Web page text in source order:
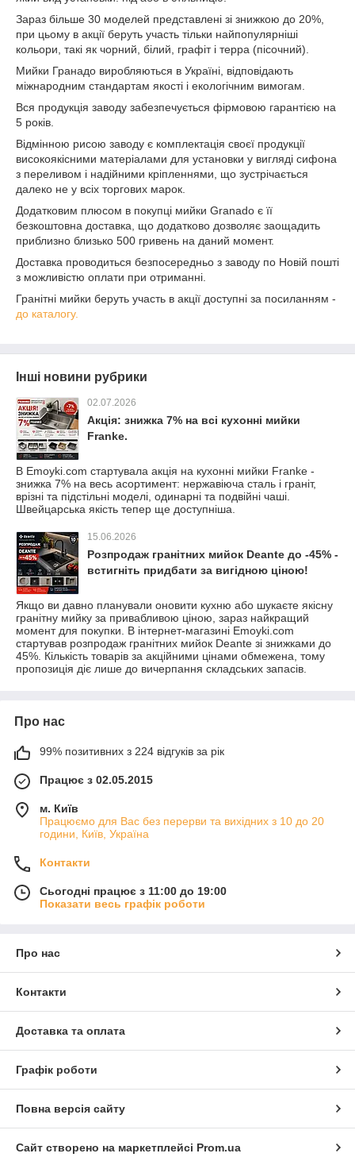
Зараз більше 30 моделей представлені зі знижкою до 20%,
при цьому в акції беруть участь тільки найпопулярніші
кольори, такі як чорний, білий, графіт і терра (пісочний).
Мийки Гранадо виробляються в Україні, відповідають
міжнародним стандартам якості і екологічним вимогам.
Вся продукція заводу забезпечується фірмовою гарантією на
5 років.
Відмінною рисою заводу є комплектація своєї продукції
високоякісними матеріалами для установки у вигляді сифона
з переливом і надійними кріпленнями, що зустрічається
далеко не у всіх торгових марок.
Додатковим плюсом в покупці мийки Granado є її
безкоштовна доставка, що додатково дозволяє заощадить
приблизно близько 500 гривень на даний момент.
Доставка проводиться безпосередньо з заводу по Новій пошті
з можливістю оплати при отриманні.
Гранітні мийки беруть участь в акції доступні за посиланням -
до каталогу.
Інші новини рубрики
02.07.2026
Акція: знижка 7% на всі кухонні мийки
Franke.
В Emoyki.com стартувала акція на кухонні мийки Franke -
знижка 7% на весь асортимент: нержавіюча сталь і граніт,
врізні та підстільні моделі, одинарні та подвійні чаші.
Швейцарська якість тепер ще доступніша.
15.06.2026
Розпродаж гранітних мийок Deante до -45% -
встигніть придбати за вигідною ціною!
Якщо ви давно планували оновити кухню або шукаєте якісну
гранітну мийку за привабливою ціною, зараз найкращий
момент для покупки. В інтернет-магазині Emoyki.com
стартував розпродаж гранітних мийок Deante зі знижками до
45%. Кількість товарів за акційними цінами обмежена, тому
пропозиція діє лише до вичерпання складських запасів.
Про нас
99% позитивних з 224 відгуків за рік
Працює з 02.05.2015
м. Київ
Працюємо для Вас без перерви та вихідних з 10 до 20
години, Київ, Україна
Контакти
Сьогодні працює з 11:00 до 19:00
Показати весь графік роботи
Про нас
Контакти
Доставка та оплата
Графік роботи
Повна версія сайту
Сайт створено на маркетплейсі Prom.ua